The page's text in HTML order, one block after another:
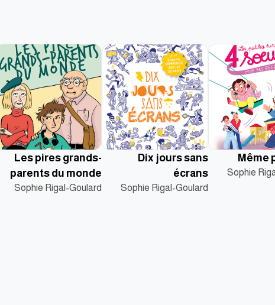
Même
Sophie
Dix jours sans
écrans
Sophie Rigal-Goulard
Les pires grands-
parents du monde
Sophie Rigal-Goulard